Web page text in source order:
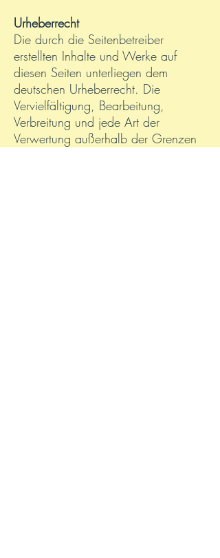
Urheberrecht
Die durch die Seitenbetreiber
erstellten Inhalte und Werke auf
diesen Seiten unterliegen dem
deutschen Urheberrecht. Die
Vervielfältigung, Bearbeitung,
Verbreitung und jede Art der
Verwertung außerhalb der Grenzen